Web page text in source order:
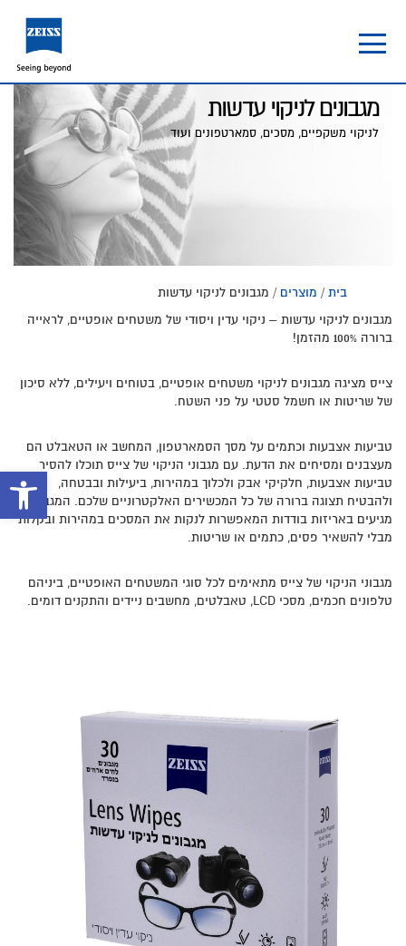
פתח
main
footer
מגבונים לניקוי עדשות
לניקוי משקפיים, מסכים, סמארטפונים ועוד
בית / מוצרים / מגבונים לניקוי עדשות
מגבונים לניקוי עדשות – ניקוי עדין ויסודי של משטחים אופטיים, לראייה
ברורה 100% מהזמן!
צייס מציגה מגבונים לניקוי משטחים אופטיים, בטוחים ויעילים, ללא סיכון
של שריטות או חשמל סטטי על פני השטח.
טביעות אצבעות וכתמים על מסך הסמארטפון, המחשב או הטאבלט הם
מעצבנים ומסיחים את הדעת. עם מגבוני הניקוי של צייס תוכלו להסיר
טביעות אצבעות, חלקיקי אבק ולכלוך במהירות, ביעילות ובבטחה,
ולהבטיח תצוגה ברורה של כל המכשירים האלקטרוניים שלכם. המגבונים
מגיעים באריזות בודדות המאפשרות לנקות את המסכים במהירות ובקלות
מבלי להשאיר פסים, כתמים או שריטות.
מגבוני הניקוי של צייס מתאימים לכל סוגי המשטחים האופטיים, ביניהם
טלפונים חכמים, מסכי LCD, טאבלטים, מחשבים ניידים והתקנים דומים.